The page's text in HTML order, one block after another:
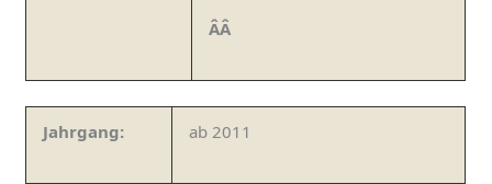
ÂÂ
Jahrgang: ab 2011